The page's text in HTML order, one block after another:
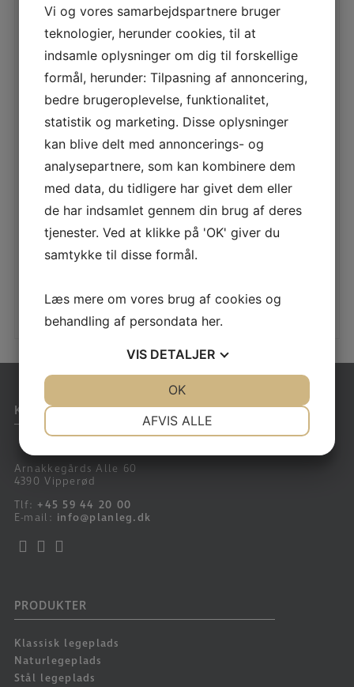
NW205 CYKLE
LÆS MERE
NW202 CROSS
LÆS MERE
NW203 STEPPER
KONTAKT
Arnakkegårds Alle 60
4390 Vipperød
Tlf: +45 59 44 20 00
E-mail: info@planleg.dk
PRODUKTER
Klassisk legeplads
Naturlegeplads
Stål legeplads
Vi og vores samarbejdspartnere bruger
teknologier, herunder cookies, til at
indsamle oplysninger om dig til forskellige
formål, herunder: Tilpasning af annoncering,
bedre brugeroplevelse, funktionalitet,
statistik og marketing. Disse oplysninger
kan blive delt med annoncerings- og
analysepartnere, som kan kombinere dem
med data, du tidligere har givet dem eller
de har indsamlet gennem din brug af deres
tjenester. Ved at klikke på 'OK' giver du
samtykke til disse formål.
Læs mere om vores brug af cookies og
behandling af persondata her.
VIS DETALJER
MARKETING
AFVIS ALLE
OK